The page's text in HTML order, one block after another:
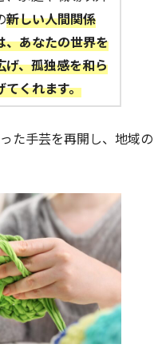
新しい人間関係
、あなたの世界を
げ、孤独感を和ら
てくれます。
た手芸を再開し、地域の